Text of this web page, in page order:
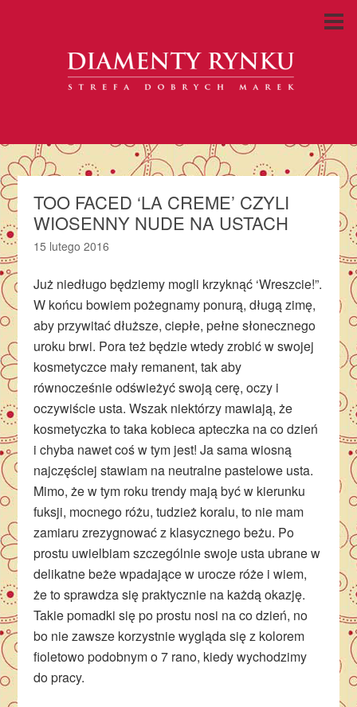
TOO FACED ‘LA CREME’ CZYLI
WIOSENNY NUDE NA USTACH
15 lutego 2016
Już niedługo będziemy mogli krzyknąć ‘Wreszcie!”.
W końcu bowiem pożegnamy ponurą, długą zimę,
aby przywitać dłuższe, ciepłe, pełne słonecznego
uroku brwi. Pora też będzie wtedy zrobić w swojej
kosmetyczce mały remanent, tak aby
równocześnie odświeżyć swoją cerę, oczy i
oczywiście usta. Wszak niektórzy mawiają, że
kosmetyczka to taka kobieca apteczka na co dzień
i chyba nawet coś w tym jest! Ja sama wiosną
najczęściej stawiam na neutralne pastelowe usta.
Mimo, że w tym roku trendy mają być w kierunku
fuksji, mocnego różu, tudzież koralu, to nie mam
zamiaru zrezygnować z klasycznego beżu. Po
prostu uwielbiam szczególnie swoje usta ubrane w
delikatne beże wpadające w urocze róże i wiem,
że to sprawdza się praktycznie na każdą okazję.
Takie pomadki się po prostu nosi na co dzień, no
bo nie zawsze korzystnie wygląda się z kolorem
fioletowo podobnym o 7 rano, kiedy wychodzimy
do pracy.